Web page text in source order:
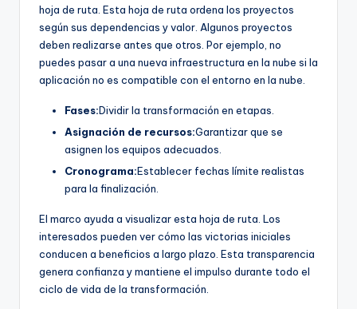
hoja de ruta. Esta hoja de ruta ordena los proyectos
según sus dependencias y valor. Algunos proyectos
deben realizarse antes que otros. Por ejemplo, no
puedes pasar a una nueva infraestructura en la nube si la
aplicación no es compatible con el entorno en la nube.
Fases:Dividir la transformación en etapas.
Asignación de recursos:Garantizar que se
asignen los equipos adecuados.
Cronograma:Establecer fechas límite realistas
para la finalización.
El marco ayuda a visualizar esta hoja de ruta. Los
interesados pueden ver cómo las victorias iniciales
conducen a beneficios a largo plazo. Esta transparencia
genera confianza y mantiene el impulso durante todo el
ciclo de vida de la transformación.